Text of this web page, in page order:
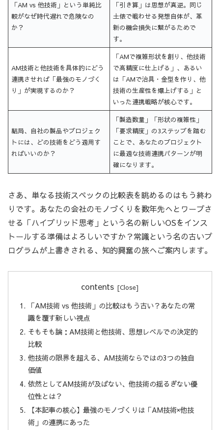
「AM vs 他技術」という単純比
較がなぜ時代遅れで危険なの
か？
「引き算」は思想が真逆。同じ
土俵で戦わせる発想自体が、革
新の機会損失に繋がるためで
す。
AM技術と他技術を具体的にどう
連携させれば「最強のモノづく
り」が実現するのか？
「AMで複雑形状を創り、他技術
で高精度に仕上げる」、あるい
は「AMで治具・金型を作り、他
技術の生産性を爆上げする」と
いった連携戦略が核心です。
結局、自社の製品やプロジェク
トには、どの技術をどう適用す
ればいいのか？
「製造数量」「形状の複雑性」
「要求精度」の3ステップを踏む
ことで、あなたのプロジェクト
に最適な技術連携パターンが明
確になります。
さあ、単なる技術スペックの比較表を眺めるのはもう終わ
りです。あなたの会社のモノづくりを数年先へとワープさ
せる「ハイブリッド思考」という名の新しいOSをインス
トールする準備はよろしいですか？常識という名の古いプ
ログラムが上書きされる、知的興奮の旅へご案内します。
contents
「AM技術 vs 他技術」の比較はもう古い？あなたの常
識を覆す新しい視点
そもそも論：AM技術と他技術、思想レベルでの決定的
比較
他技術の限界を超える、AM技術ならではの3つの独自
価値
依然としてAM技術が及ばない、他技術の揺るぎない優
位性とは？
【本記事の核心】最強のモノづくりは「AM技術×他技
術」の連携にあった